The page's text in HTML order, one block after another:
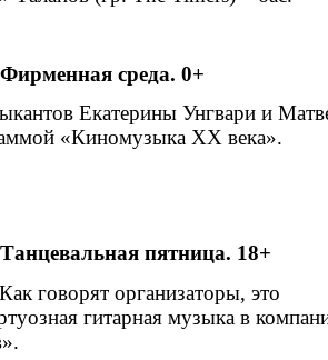
среда. 0+
Екатерины Унгвари и
«Киномузыка ХХ века».
пятница. 18+
Как говорят организаторы, это
гитарная музыка в